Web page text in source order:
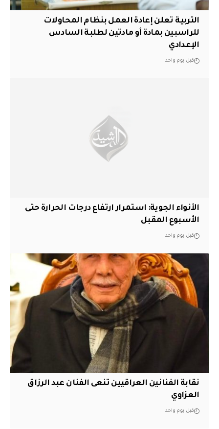
التربية تعلن إعادة العمل بنظام المحاولات
للراسبين بمادة أو مادتين لطلبة السادس
الإعدادي
قبل يوم واحد
الأنواء الجوية: استمرار ارتفاع درجات الحرارة حتى
الأسبوع المقبل
قبل يوم واحد
نقابة الفنانين العراقيين تنعى الفنان عبد الرزاق
العزاوي
قبل يوم واحد